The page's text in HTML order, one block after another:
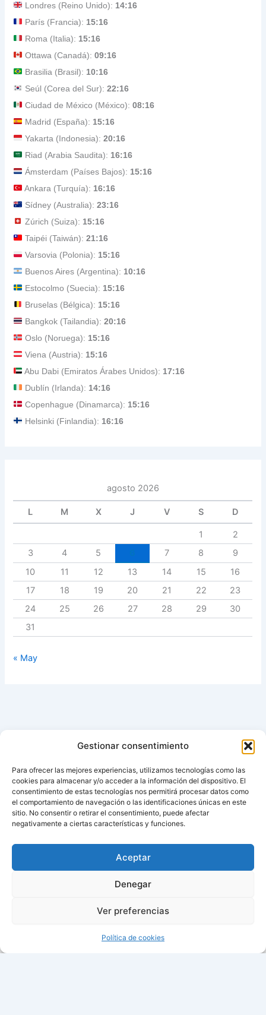
Gestionar consentimiento
Para ofrecer las mejores experiencias, utilizamos tecnologías como las
cookies para almacenar y/o acceder a la información del dispositivo. El
consentimiento de estas tecnologías nos permitirá procesar datos como
el comportamiento de navegación o las identificaciones únicas en este
sitio. No consentir o retirar el consentimiento, puede afectar
negativamente a ciertas características y funciones.
Aceptar
Denegar
Ver preferencias
Política de cookies
Londres (Reino Unido): 14:16
París (Francia): 15:16
Roma (Italia): 15:16
Ottawa (Canadá):09:16
Brasilia (Brasil): 10:16
Seúl (Corea del Sur):22:16
Ciudad de México (México):08:16
Madrid (España): 15:16
Yakarta (Indonesia):20:16
Riad (Arabia Saudita): 16:16
Ámsterdam (Países Bajos): 15:16
Ankara (Turquía): 16:16
Sídney (Australia):23:16
Zúrich (Suiza): 15:16
Taipéi (Taiwán):21:16
Varsovia (Polonia): 15:16
Buenos Aires (Argentina): 10:16
Estocolmo (Suecia): 15:16
Bruselas (Bélgica): 15:16
Bangkok (Tailandia):20:16
Oslo (Noruega): 15:16
Viena (Austria): 15:16
Abu Dabi (Emiratos Árabes Unidos): 17:16
Dublín (Irlanda): 14:16
Copenhague (Dinamarca): 15:16
Helsinki (Finlandia): 16:16
agosto 2026
L M X J V S D
1
2
3
4 5 7 8
9
10
11 12 13 14 15
16
17
18 19 20 21 22
23
24
25 26 27 28 29
30
31
« May
Contacto